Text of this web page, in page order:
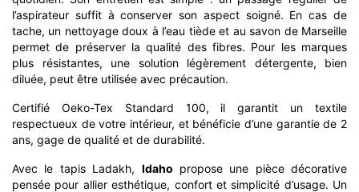
l’aspirateur suffit à conserver son aspect soigné. En cas de
tache, un nettoyage doux à l’eau tiède et au savon de Marseille
permet de préserver la qualité des fibres. Pour les marques
plus résistantes, une solution légèrement détergente, bien
diluée, peut être utilisée avec précaution.
Certifié Oeko-Tex Standard 100, il garantit un textile
respectueux de votre intérieur, et bénéficie d’une garantie de 2
ans, gage de qualité et de durabilité.
Avec le tapis Ladakh, Idaho propose une pièce décorative
pensée pour allier esthétique, confort et simplicité d’usage. Un